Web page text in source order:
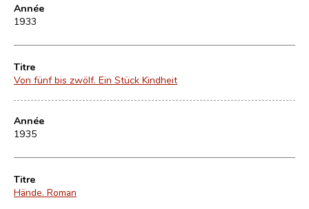
Année
1933
Titre
Von fünf bis zwölf. Ein Stück Kindheit
Année
1935
Titre
Hände. Roman